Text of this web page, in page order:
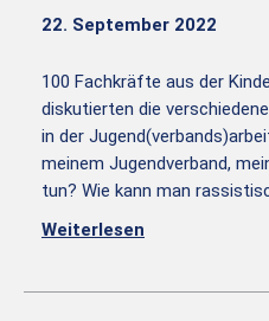
22. September 2022
100 Fachkräfte aus der
diskutierten die
in der
meinem Jugendverband,
tun? Wie kann man
Weiterlesen